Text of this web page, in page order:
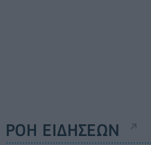
ΡΟΗ ΕΙΔΗΣΕΩΝ